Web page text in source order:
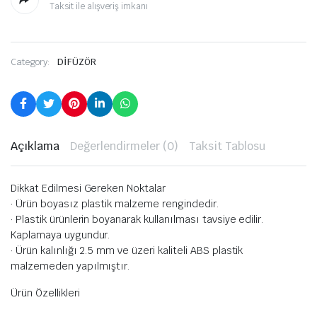
Taksit ile alışveriş imkanı
Category: DİFÜZÖR
Açıklama Değerlendirmeler (0) Taksit Tablosu
Dikkat Edilmesi Gereken Noktalar
· Ürün boyasız plastik malzeme rengindedir.
· Plastik ürünlerin boyanarak kullanılması tavsiye edilir.
Kaplamaya uygundur.
· Ürün kalınlığı 2.5 mm ve üzeri kaliteli ABS plastik
malzemeden yapılmıştır.
Ürün Özellikleri